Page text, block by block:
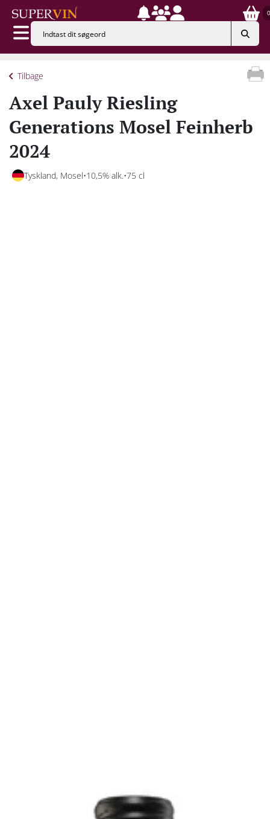
0
Tilbage
Axel Pauly Riesling
Generations Mosel Feinherb
2024
Tyskland, Mosel 10,5% alk. 75 cl